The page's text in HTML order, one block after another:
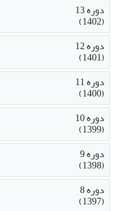
دوره 13
(1402)
دوره 12
(1401)
دوره 11
(1400)
دوره 10
(1399)
دوره 9
(1398)
دوره 8
(1397)